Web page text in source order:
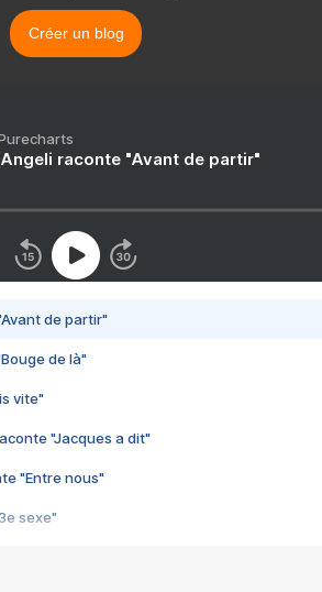
Créer un blog
Angeli raconte "Avant de partir"
de partir"
de là"
vite"
"Jacques a dit"
"Entre nous"
sexe"